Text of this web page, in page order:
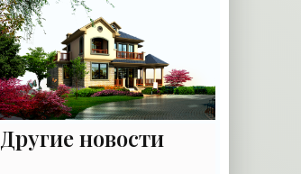
Другие новости